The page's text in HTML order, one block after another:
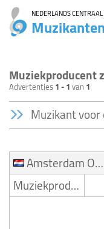
NEDERLANDS
Muzikanten
Muziekproducent
Advertenties1 - 1van 1
Muzikant
Amsterdam Oud Zuid en Rivierenbuurt
Muziekproducent